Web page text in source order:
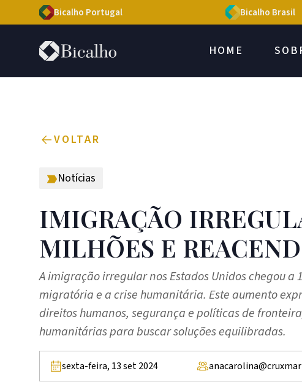
Bicalho Portugal Bicalho Brasil
HOME
VOLTAR
Notícias
IMIGRAÇÃO
MILHÕES E
A imigração irregular nos Estados Unidos chegou
migratória e a crise humanitária. Este aumento
direitos humanos, segurança e políticas de
humanitárias para buscar soluções equilibradas.
sexta-feira, 13 set 2024